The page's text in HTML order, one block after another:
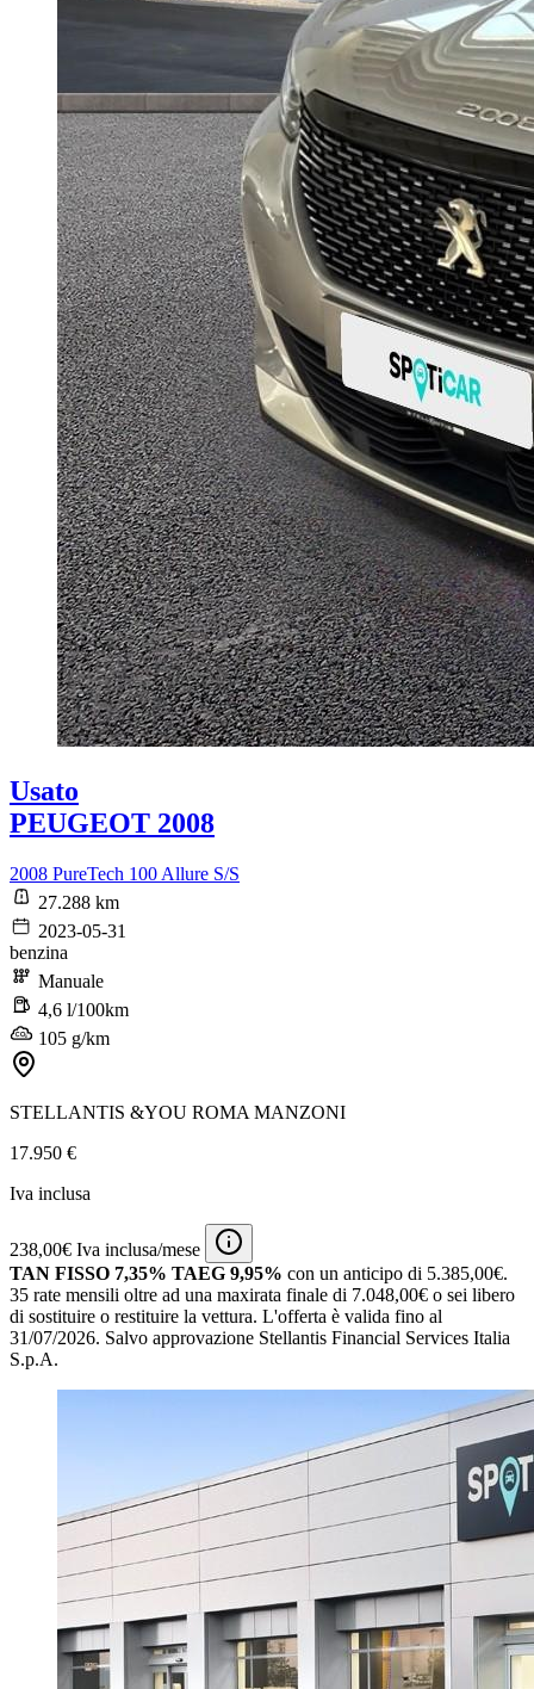
Usato
PEUGEOT 2008
2008 PureTech 100 Allure S/S
27.288 km
2023-05-31
benzina
Manuale
4,6 l/100km
105 g/km
STELLANTIS &YOU ROMA MANZONI
17.950 €
Iva inclusa
238,00€ Iva inclusa/mese
TAN FISSO 7,35% TAEG 9,95% con un anticipo di 5.385,00€.
35 rate mensili oltre ad una maxirata finale di 7.048,00€ o sei libero
di sostituire o restituire la vettura. L'offerta è valida fino al
31/07/2026. Salvo approvazione Stellantis Financial Services Italia
S.p.A.